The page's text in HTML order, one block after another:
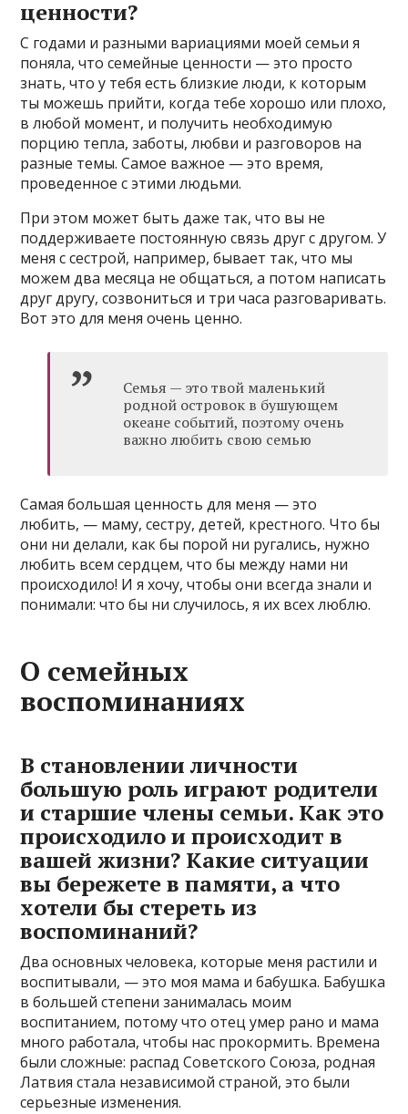
ценности?
С годами и разными вариациями моей семьи я
поняла, что семейные ценности — это просто
знать, что у тебя есть близкие люди, к которым
ты можешь прийти, когда тебе хорошо или плохо,
в любой момент, и получить необходимую
порцию тепла, заботы, любви и разговоров на
разные темы. Самое важное — это время,
проведенное с этими людьми.
При этом может быть даже так, что вы не
поддерживаете постоянную связь друг с другом. У
меня с сестрой, например, бывает так, что мы
можем два месяца не общаться, а потом написать
друг другу, созвониться и три часа разговаривать.
Вот это для меня очень ценно.
Семья — это твой маленький
родной островок в бушующем
океане событий, поэтому очень
важно любить свою семью
Самая большая ценность для меня — это
любить, — маму, сестру, детей, крестного. Что бы
они ни делали, как бы порой ни ругались, нужно
любить всем сердцем, что бы между нами ни
происходило! И я хочу, чтобы они всегда знали и
понимали: что бы ни случилось, я их всех люблю.
О семейных
воспоминаниях
В становлении личности
большую роль играют родители
и старшие члены семьи. Как это
происходило и происходит в
вашей жизни? Какие ситуации
вы бережете в памяти, а что
хотели бы стереть из
воспоминаний?
Два основных человека, которые меня растили и
воспитывали, — это моя мама и бабушка. Бабушка
в большей степени занималась моим
воспитанием, потому что отец умер рано и мама
много работала, чтобы нас прокормить. Времена
были сложные: распад Советского Союза, родная
Латвия стала независимой страной, это были
серьезные изменения.